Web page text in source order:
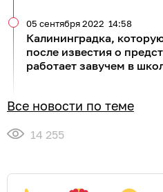
Калининградка,
после известия о
работает завучем в
05 сентября 2022 14:58
Все новости по теме
14 255